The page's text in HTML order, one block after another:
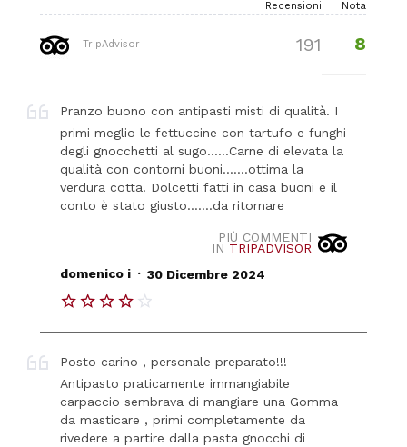
Recensioni Nota
TripAdvisor 191 8
Pranzo buono con antipasti misti di qualità. I
primi meglio le fettuccine con tartufo e funghi
degli gnocchetti al sugo......Carne di elevata la
qualità con contorni buoni.......ottima la
verdura cotta. Dolcetti fatti in casa buoni e il
conto è stato giusto.......da ritornare
PIÙ COMMENTI
IN TRIPADVISOR
domenico i . 30 Dicembre 2024
Posto carino , personale preparato!!!
Antipasto praticamente immangiabile
carpaccio sembrava di mangiare una Gomma
da masticare , primi completamente da
rivedere a partire dalla pasta gnocchi di